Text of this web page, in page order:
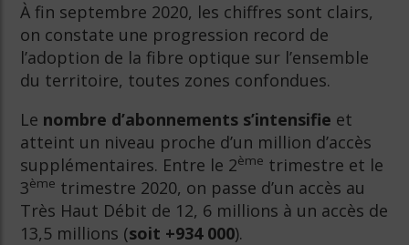
À fin septembre 2020, les chiffres sont clairs,
on constate une progression record de
l’adoption de la fibre optique sur l’ensemble
du territoire, toutes zones confondues.
Le nombre d’abonnements s’intensifie et
atteint un niveau proche d’un million d’accès
supplémentaires. Entre le 2ème trimestre et le
3ème trimestre 2020, on passe d’un accès au
Très Haut Débit de 12, 6 millions à un accès de
13,5 millions (soit +934 000).